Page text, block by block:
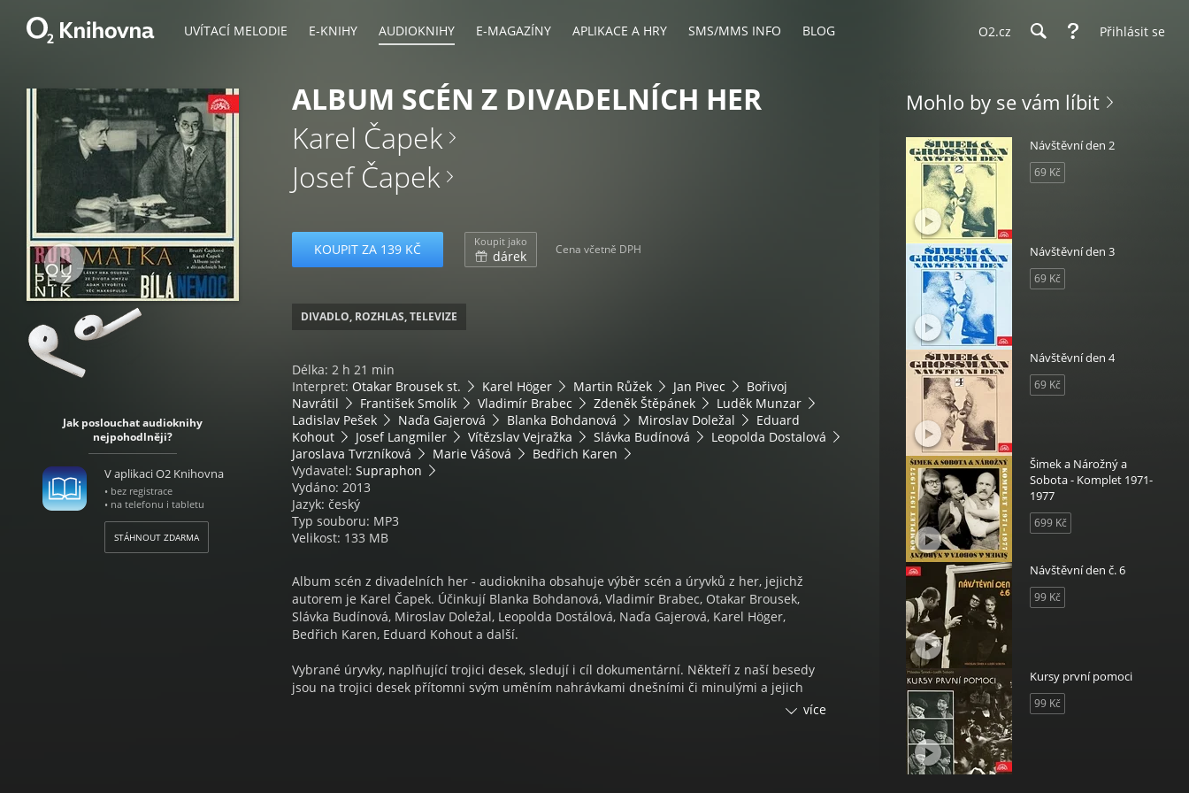
UVÍTACÍ MELODIE E-KNIHY AUDIOKNIHY E-MAGAZÍNY APLIKACE A HRY SMS/MMS INFO BLOG O2.cz Přihlásit se
Jak poslouchat audioknihy
nejpohodlněji?
V aplikaci O2 Knihovna
• bez registrace
• na telefonu i tabletu
STÁHNOUT ZDARMA
ALBUM SCÉN Z DIVADELNÍCH HER
Karel Čapek
Josef Čapek
KOUPIT ZA 139 KČ Koupit jako
dárek Cena včetně DPH
DIVADLO, ROZHLAS, TELEVIZE
Délka: 2 h 21 min
Interpret: Otakar Brousek st. Karel Höger Martin Růžek Jan Pivec
Bořivoj
Navrátil
František Smolík Vladimír Brabec Zdeněk Štěpánek
Luděk Munzar
Ladislav Pešek
Naďa Gajerová Blanka Bohdanová Miroslav Doležal
Eduard
Kohout
Josef Langmiler Vítězslav Vejražka Slávka Budínová
Leopolda Dostalová
Jaroslava Tvrzníková
Marie Vášová
Bedřich Karen
Vydavatel: Supraphon
Vydáno: 2013
Jazyk: český
Typ souboru: MP3
Velikost: 133 MB
Album scén z divadelních her - audiokniha obsahuje výběr scén a úryvků z her, jejichž
autorem je Karel Čapek. Účinkují Blanka Bohdanová, Vladimír Brabec, Otakar Brousek,
Slávka Budínová, Miroslav Doležal, Leopolda Dostálová, Naďa Gajerová, Karel Höger,
Bedřich Karen, Eduard Kohout a další.
Vybrané úryvky, naplňující trojici desek, sledují i cíl dokumentární. Někteří z naší besedy
jsou na trojici desek přítomni svým uměním nahrávkami dnešními či minulými a jejich
umění vyzrálé léty je konfrontováno s uměním nových tlumočitelů čapkovských děl, kteřívíce
Mohlo by se vám líbit
Návštěvní den 2
69 Kč
Návštěvní den 3
69 Kč
Návštěvní den 4
69 Kč
Šimek a Nárožný a
Sobota - Komplet 1971-
1977
699 Kč
Návštěvní den č. 6
99 Kč
Kursy první pomoci
99 Kč